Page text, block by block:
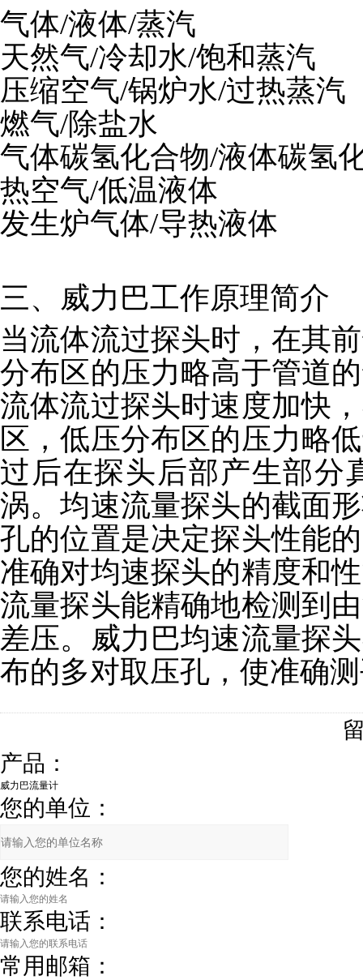
气体/液体/蒸汽
天然气/冷却水/饱和蒸汽
压缩空气/锅炉水/过热蒸汽
燃气/除盐水
气体碳氢化合物/液体碳氢
热空气/低温液体
发生炉气体/导热液体
三、威力巴工作原理简介
当流体流过探头时，在其
分布区的压力略高于管道
流体流过探头时速度加快
区，低压分布区的压力略
过后在探头后部产生部分
涡。均速流量探头的截面
孔的位置是决定探头性能
准确对均速探头的精度和
流量探头能精确地检测到
差压。威力巴均速流量探
布的多对取压孔，使准确
产品：
您的单位：
您的姓名：
联系电话：
常用邮箱：